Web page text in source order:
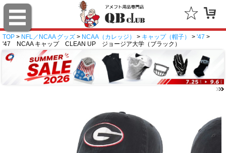
TOP > NFL／NCAA グッズ > NCAA（カレッジ） > キャップ（帽子） > '47 >
'47 NCAA キャップ CLEAN UP ジョージア大学（ブラック）